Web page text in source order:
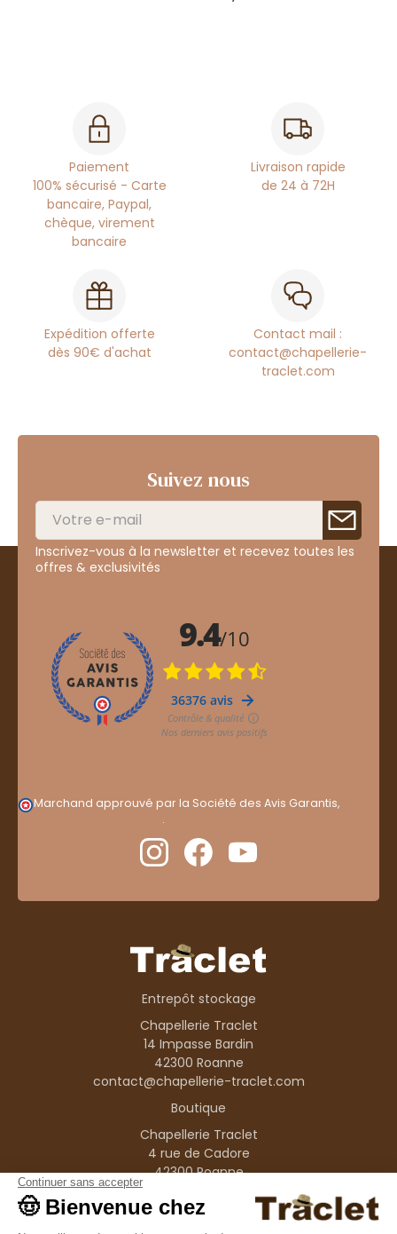
Paiement
100% sécurisé - Carte
bancaire, Paypal,
chèque, virement
bancaire
Livraison rapide
de 24 à 72H
Expédition offerte
dès 90€ d'achat
Contact mail :
contact@chapellerie-
traclet.com
Suivez nous
Inscrivez-vous à la newsletter et recevez toutes les
offres & exclusivités
Marchand approuvé par la Société des Avis Garantis,
.
Entrepôt stockage
Chapellerie Traclet
14 Impasse Bardin
42300 Roanne
contact@chapellerie-traclet.com
Boutique
Chapellerie Traclet
4 rue de Cadore
42300 Roanne